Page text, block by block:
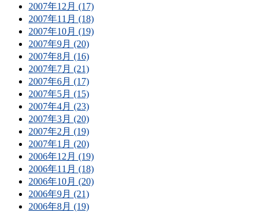
2007年12月 (17)
2007年11月 (18)
2007年10月 (19)
2007年9月 (20)
2007年8月 (16)
2007年7月 (21)
2007年6月 (17)
2007年5月 (15)
2007年4月 (23)
2007年3月 (20)
2007年2月 (19)
2007年1月 (20)
2006年12月 (19)
2006年11月 (18)
2006年10月 (20)
2006年9月 (21)
2006年8月 (19)